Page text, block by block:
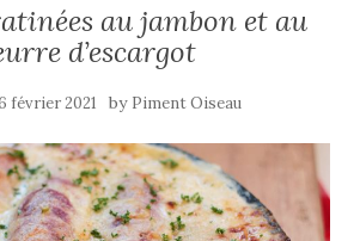
au jambon et au
d’escargot
février 2021 by Piment Oiseau